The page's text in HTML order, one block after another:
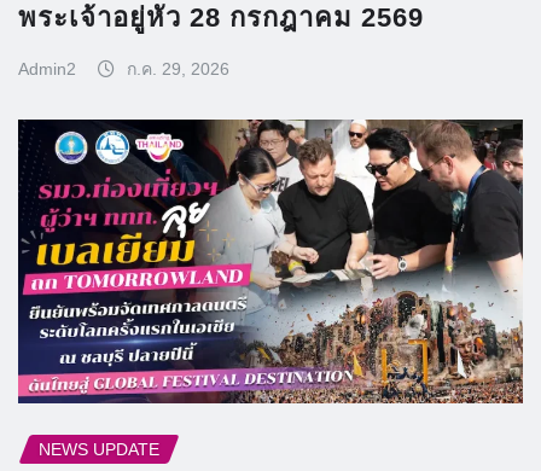
พระเจ้าอยู่หัว 28 กรกฎาคม 2569
Admin2 ก.ค. 29, 2026
NEWS UPDATE